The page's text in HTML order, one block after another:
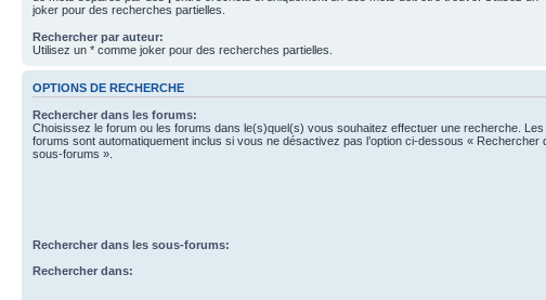
joker pour des recherches partielles.
Rechercher par auteur:
Utilisez un * comme joker pour des recherches partielles.
OPTIONS DE RECHERCHE
Rechercher dans les forums:
Choisissez le forum ou les forums dans le(s)quel(s) vous souhaitez effectuer une recherche.
forums sont automatiquement inclus si vous ne désactivez pas l’option ci-dessous « Rechercher
sous-forums ».
Rechercher dans les sous-forums:
Rechercher dans: